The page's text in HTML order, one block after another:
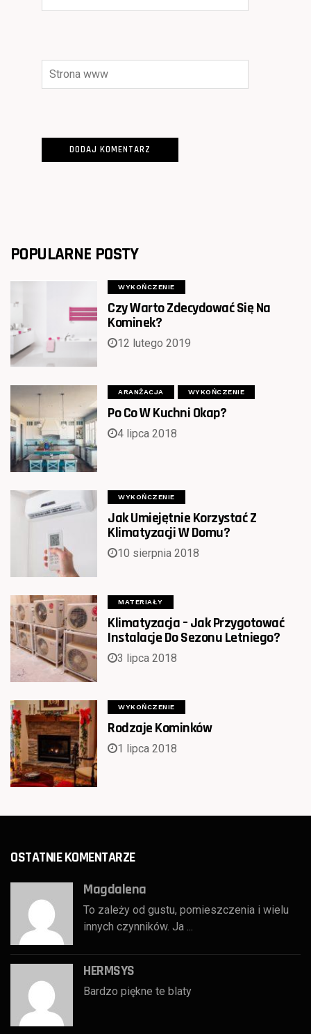
POPULARNE POSTY
WYKOŃCZENIE
Czy Warto Zdecydować Się Na
Kominek?
12 lutego 2019
ARANŻACJA WYKOŃCZENIE
Po Co W Kuchni Okap?
4 lipca 2018
WYKOŃCZENIE
Jak Umiejętnie Korzystać Z
Klimatyzacji W Domu?
10 sierpnia 2018
MATERIAŁY
Klimatyzacja – Jak Przygotować
Instalacje Do Sezonu Letniego?
3 lipca 2018
WYKOŃCZENIE
Rodzaje Kominków
1 lipca 2018
OSTATNIE KOMENTARZE
Magdalena
To zależy od gustu, pomieszczenia i wielu
innych czynników. Ja ...
HERMSYS
Bardzo piękne te blaty